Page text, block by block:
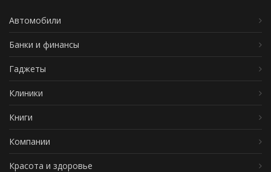
Автомобили
Банки и финансы
Гаджеты
Клиники
Книги
Компании
Красота и здоровье